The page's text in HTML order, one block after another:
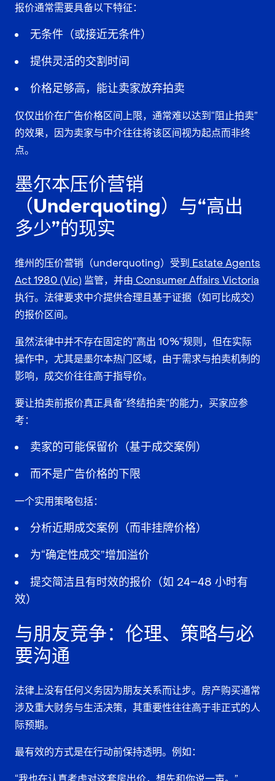
报价通常需要具备以下特征：
无条件（或接近无条件）
提供灵活的交割时间
价格足够高，能让卖家放弃拍卖
仅仅出价在广告价格区间上限，通常难以达到“阻止拍卖”
的效果，因为卖家与中介往往将该区间视为起点而非终
点。
墨尔本压价营销
（Underquoting）与“高出
多少”的现实
维州的压价营销（underquoting）受到 Estate Agents
Act 1980 (Vic) 监管，并由 Consumer Affairs Victoria
执行。法律要求中介提供合理且基于证据（如可比成交）
的报价区间。
虽然法律中并不存在固定的“高出 10%”规则，但在实际
操作中，尤其是墨尔本热门区域，由于需求与拍卖机制的
影响，成交价往往高于指导价。
要让拍卖前报价真正具备“终结拍卖”的能力，买家应参
考：
卖家的可能保留价（基于成交案例）
而不是广告价格的下限
一个实用策略包括：
分析近期成交案例 （而非挂牌价格）
为“确定性成交”增加溢价
提交简洁且有时效的报价（如 24–48 小时有
效）
与朋友竞争：伦理、策略与必
要沟通
法律上没有任何义务因为朋友关系而让步。房产购买通常
涉及重大财务与生活决策，其重要性往往高于非正式的人
际预期。
最有效的方式是在行动前保持透明。例如：